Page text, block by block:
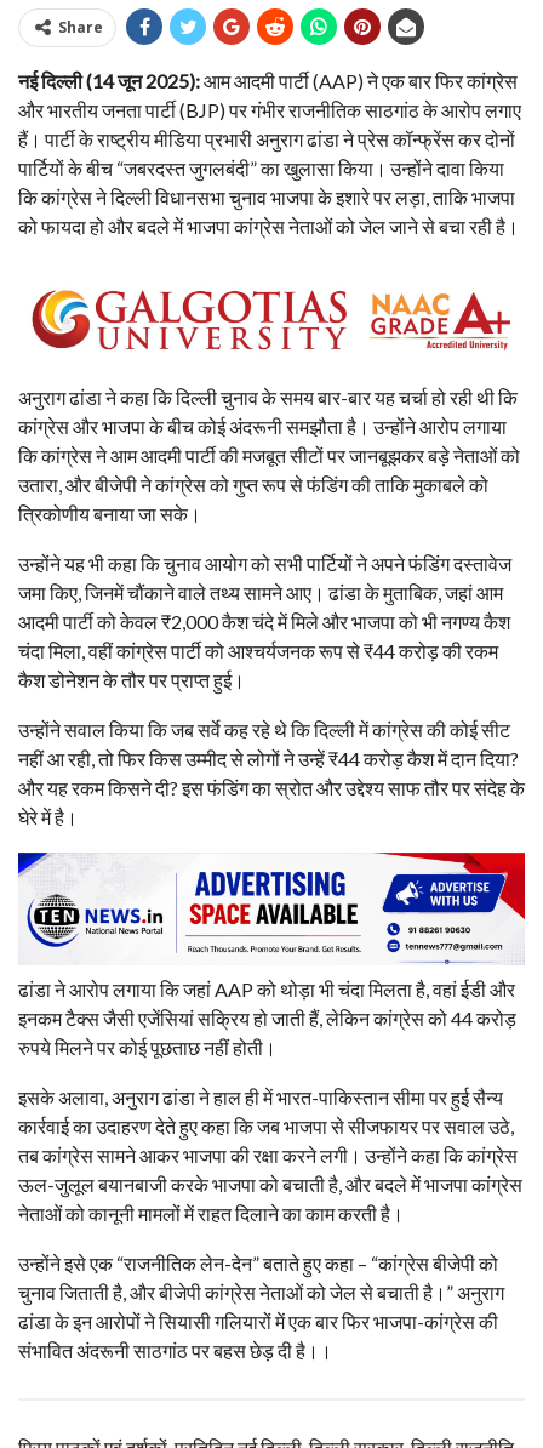
Share
नई दिल्ली (14 जून 2025):आम आदमी पार्टी (AAP) ने एक बार फिर कांग्रेस
और भारतीय जनता पार्टी (BJP) पर गंभीर राजनीतिक साठगांठ के आरोप लगाए
हैं। पार्टी के राष्ट्रीय मीडिया प्रभारी अनुराग ढांडा ने प्रेस कॉन्फ्रेंस कर दोनों
पार्टियों के बीच “जबरदस्त जुगलबंदी” का खुलासा किया। उन्होंने दावा किया
कि कांग्रेस ने दिल्ली विधानसभा चुनाव भाजपा के इशारे पर लड़ा, ताकि भाजपा
को फायदा हो और बदले में भाजपा कांग्रेस नेताओं को जेल जाने से बचा रही है।
अनुराग ढांडा ने कहा कि दिल्ली चुनाव के समय बार-बार यह चर्चा हो रही थी कि
कांग्रेस और भाजपा के बीच कोई अंदरूनी समझौता है। उन्होंने आरोप लगाया
कि कांग्रेस ने आम आदमी पार्टी की मजबूत सीटों पर जानबूझकर बड़े नेताओं को
उतारा, और बीजेपी ने कांग्रेस को गुप्त रूप से फंडिंग की ताकि मुकाबले को
त्रिकोणीय बनाया जा सके।
उन्होंने यह भी कहा कि चुनाव आयोग को सभी पार्टियों ने अपने फंडिंग दस्तावेज
जमा किए, जिनमें चौंकाने वाले तथ्य सामने आए। ढांडा के मुताबिक, जहां आम
आदमी पार्टी को केवल ₹2,000 कैश चंदे में मिले और भाजपा को भी नगण्य कैश
चंदा मिला, वहीं कांग्रेस पार्टी को आश्चर्यजनक रूप से ₹44 करोड़ की रकम
कैश डोनेशन के तौर पर प्राप्त हुई।
उन्होंने सवाल किया कि जब सर्वे कह रहे थे कि दिल्ली में कांग्रेस की कोई सीट
नहीं आ रही, तो फिर किस उम्मीद से लोगों ने उन्हें ₹44 करोड़ कैश में दान दिया?
और यह रकम किसने दी? इस फंडिंग का स्रोत और उद्देश्य साफ तौर पर संदेह के
घेरे में है।
ढांडा ने आरोप लगाया कि जहां AAP को थोड़ा भी चंदा मिलता है, वहां ईडी और
इनकम टैक्स जैसी एजेंसियां सक्रिय हो जाती हैं, लेकिन कांग्रेस को 44 करोड़
रुपये मिलने पर कोई पूछताछ नहीं होती।
इसके अलावा, अनुराग ढांडा ने हाल ही में भारत-पाकिस्तान सीमा पर हुई सैन्य
कार्रवाई का उदाहरण देते हुए कहा कि जब भाजपा से सीजफायर पर सवाल उठे,
तब कांग्रेस सामने आकर भाजपा की रक्षा करने लगी। उन्होंने कहा कि कांग्रेस
ऊल-जुलूल बयानबाजी करके भाजपा को बचाती है, और बदले में भाजपा कांग्रेस
नेताओं को कानूनी मामलों में राहत दिलाने का काम करती है।
उन्होंने इसे एक “राजनीतिक लेन-देन” बताते हुए कहा – “कांग्रेस बीजेपी को
चुनाव जिताती है, और बीजेपी कांग्रेस नेताओं को जेल से बचाती है।” अनुराग
ढांडा के इन आरोपों ने सियासी गलियारों में एक बार फिर भाजपा-कांग्रेस की
संभावित अंदरूनी साठगांठ पर बहस छेड़ दी है।।